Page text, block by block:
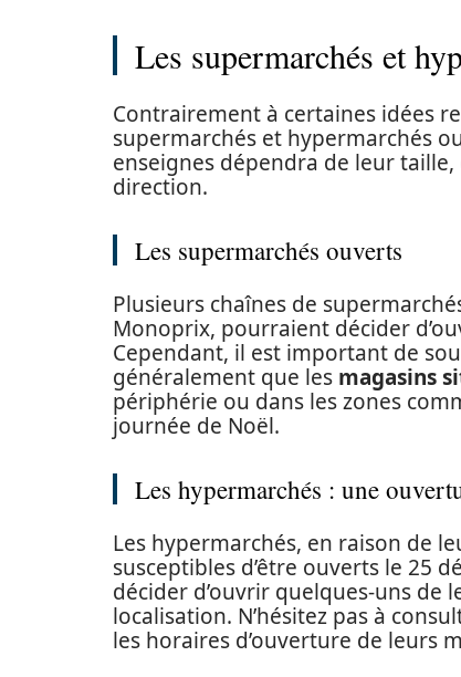
Les supermarchés et
Contrairement à certaines idées
supermarchés et hypermarchés
enseignes dépendra de leur
direction.
Les supermarchés ouverts
Plusieurs chaînes de
Monoprix, pourraient décider
Cependant, il est important de
généralement que les magasins
périphérie ou dans les zones
journée de Noël.
Les hypermarchés : une
Les hypermarchés, en raison de
susceptibles d’être ouverts le 25
décider d’ouvrir quelques-uns de
localisation. N’hésitez pas à
les horaires d’ouverture de leurs